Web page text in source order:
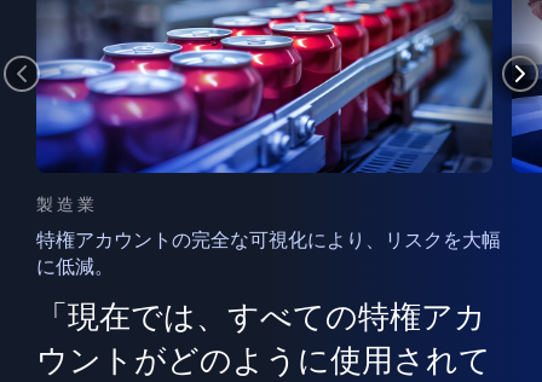
製造業
特権アカウントの完全な可視化により、リスクを大幅
に低減。
「現在では、すべての特権アカ
ウントがどのように使用されて